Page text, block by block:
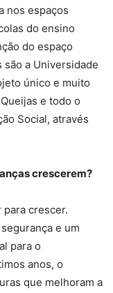
nos espaços
do ensino
do espaço
a Universidade
único e muito
e todo o
Social, através
crescerem?
para crescer.
e um
para o
anos, o
que melhoram a